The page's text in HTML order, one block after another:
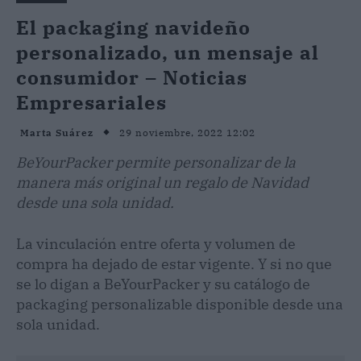
El packaging navideño
personalizado, un mensaje al
consumidor – Noticias
Empresariales
Marta Suárez 29 noviembre, 2022 12:02
BeYourPacker permite personalizar de la
manera más original un regalo de Navidad
desde una sola unidad.
La vinculación entre oferta y volumen de
compra ha dejado de estar vigente. Y si no que
se lo digan a BeYourPacker y su catálogo de
packaging personalizable disponible desde una
sola unidad.